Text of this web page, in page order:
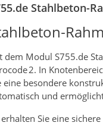
Stahlbeton-
‑
dem Modul S755.de
2. In
eine besondere
und
erhalten Sie eine